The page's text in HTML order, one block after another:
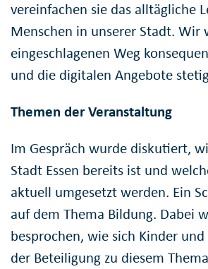
vereinfachen sie das alltägliche
Menschen in unserer Stadt. Wir
eingeschlagenen Weg
und die digitalen Angebote
Themen der Veranstaltung
Im Gespräch wurde diskutiert,
Stadt Essen bereits ist und
aktuell umgesetzt werden. Ein
auf dem Thema Bildung. Dabei
besprochen, wie sich Kinder
der Beteiligung zu diesem